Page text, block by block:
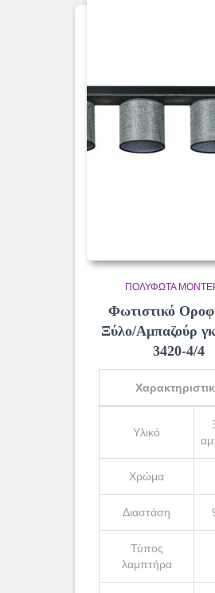
ΠΟΛΎΦΩΤΑ
Φωτιστικό
Ξύλο/Αμπαζούρ
3420-4/4
Υλικό
Χρώμα
Διαστάση
Τύπος
λαμπτήρα